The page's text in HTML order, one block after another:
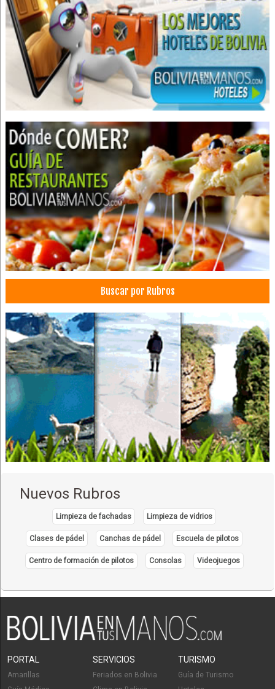
Restaurantes: Churrasquerías
Restaurantes: Comida Criolla
Vinos
Pastas
Restaurantes: Pescados y Mariscos
Servicios de Gastronomía
Hostales
Hostel
Servicios de Jardinería
Jardines
Mantenimiento de piscinas
Diseño de Jardines
Fumigación
Limpieza de oficinas
Blanqueamiento Dental
Dentistas
Estética Dental
Insumos Dentales
Implantología Dental
Implantes dentales
Limpieza Dental
Médicos Odontólogos Pediatras
Médicos Odontólogos Radiólogos
Médicos Odontólogos
Odontología Estética
Cirujano dental
Librerías y Papelerías
Bazares
Utiles Escolares
Artículos de Oficina
Hoteles
Hotels
Buscar por Rubros
Nuevos Rubros
Limpieza de fachadas Limpieza de vidrios
Clases de pádel Canchas de pádel Escuela de pilotos
Centro de formación de pilotos Consolas Videojuegos
PORTAL
Amarillas
SERVICIOS
Feriados en Bolivia
TURISMO
Guía de Turismo